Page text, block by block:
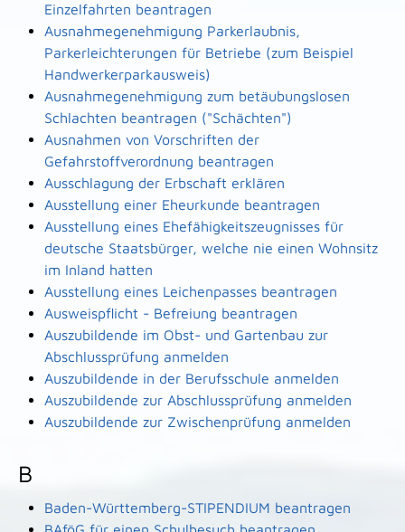
Einzelfahrten beantragen
Ausnahmegenehmigung Parkerlaubnis,
Parkerleichterungen für Betriebe (zum Beispiel
Handwerkerparkausweis)
Ausnahmegenehmigung zum betäubungslosen
Schlachten beantragen ("Schächten")
Ausnahmen von Vorschriften der
Gefahrstoffverordnung beantragen
Ausschlagung der Erbschaft erklären
Ausstellung einer Eheurkunde beantragen
Ausstellung eines Ehefähigkeitszeugnisses für
deutsche Staatsbürger, welche nie einen Wohnsitz
im Inland hatten
Ausstellung eines Leichenpasses beantragen
Ausweispflicht - Befreiung beantragen
Auszubildende im Obst- und Gartenbau zur
Abschlussprüfung anmelden
Auszubildende in der Berufsschule anmelden
Auszubildende zur Abschlussprüfung anmelden
Auszubildende zur Zwischenprüfung anmelden
B
Baden-Württemberg-STIPENDIUM beantragen